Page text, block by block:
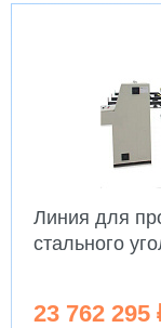
Линия для
стального
23 762 295